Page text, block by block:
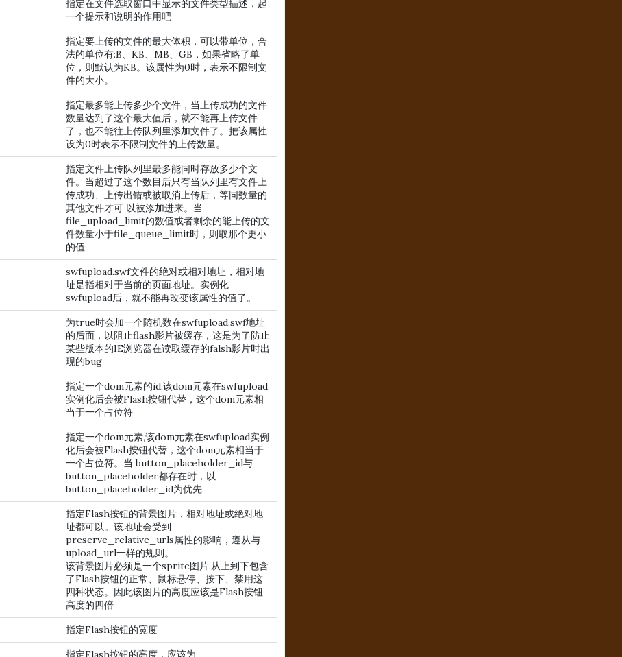
指定在文件选取窗口中显示的文件类型描述，起
一个提示和说明的作用吧
指定要上传的文件的最大体积，可以带单位，合
法的单位有:B、KB、MB、GB，如果省略了单
位，则默认为KB。该属性为0时，表示不限制文
件的大小。
指定最多能上传多少个文件，当上传成功的文件
数量达到了这个最大值后，就不能再上传文件
了，也不能往上传队列里添加文件了。把该属性
设为0时表示不限制文件的上传数量。
指定文件上传队列里最多能同时存放多少个文
件。当超过了这个数目后只有当队列里有文件上
传成功、上传出错或被取消上传后，等同数量的
其他文件才可 以被添加进来。当
file_upload_limit的数值或者剩余的能上传的文
件数量小于file_queue_limit时，则取那个更小
的值
swfupload.swf文件的绝对或相对地址，相对地
址是指相对于当前的页面地址。实例化
swfupload后，就不能再改变该属性的值了。
为true时会加一个随机数在swfupload.swf地址
的后面，以阻止flash影片被缓存，这是为了防止
某些版本的IE浏览器在读取缓存的falsh影片时出
现的bug
指定一个dom元素的id,该dom元素在swfupload
实例化后会被Flash按钮代替，这个dom元素相
当于一个占位符
指定一个dom元素,该dom元素在swfupload实例
化后会被Flash按钮代替，这个dom元素相当于
一个占位符。当 button_placeholder_id与
button_placeholder都存在时，以
button_placeholder_id为优先
指定Flash按钮的背景图片，相对地址或绝对地
址都可以。该地址会受到
preserve_relative_urls属性的影响，遵从与
upload_url一样的规则。
该背景图片必须是一个sprite图片,从上到下包含
了Flash按钮的正常、鼠标悬停、按下、禁用这
四种状态。因此该图片的高度应该是Flash按钮
高度的四倍
指定Flash按钮的宽度
指定Flash按钮的高度，应该为